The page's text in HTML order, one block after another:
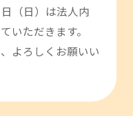
（日）は法人内
いただきます。
よろしくお願いい